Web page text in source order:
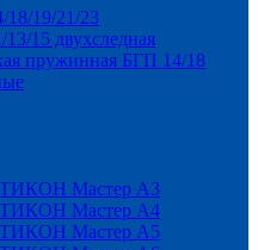
18/19/21/23
15 двухследная
пружинная БГП 14/18
Мастер А3
Мастер А4
Мастер А5